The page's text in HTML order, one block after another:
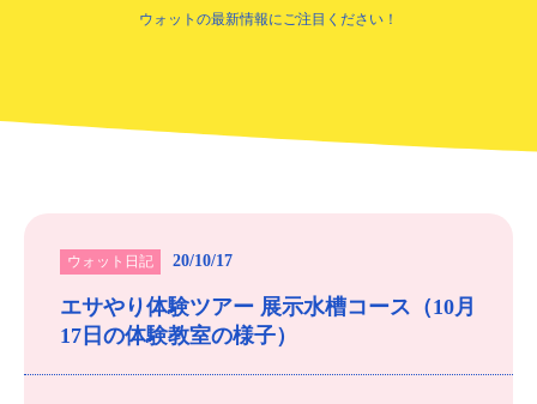
ウォットの最新情報にご注目ください！
ウォット日記 20/10/17
エサやり体験ツアー 展示水槽コース（10月
17日の体験教室の様子）